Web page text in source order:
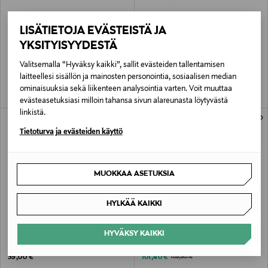
LISÄTIETOJA EVÄSTEISTÄ JA
YKSITYISYYDESTÄ
Valitsemalla “Hyväksy kaikki”, sallit evästeiden tallentamisen
laitteellesi sisällön ja mainosten personointia, sosiaalisen median
ominaisuuksia sekä liikenteen analysointia varten. Voit muuttaa
evästeasetuksiasi milloin tahansa sivun alareunasta löytyvästä
linkistä.
Tietoturva ja evästeiden käyttö
MUOKKAA ASETUKSIA
HYLKÄÄ KAIKKI
HYVÄKSY KAIKKI
ETUKUPONKITUOTE
LES DEUX
Signature-vakosamettipaita
109,00 €
ETUKUPONKITUOTE
LES DEUX
115,00 €
ETUKUPONKITUOTE
Core Contrast t-paita
Original Price
39,00 €
ALE –40%
LES DEUX
Hamilton-päällyspaita
Discounted Price
101,40 € Original Price
169,90 €